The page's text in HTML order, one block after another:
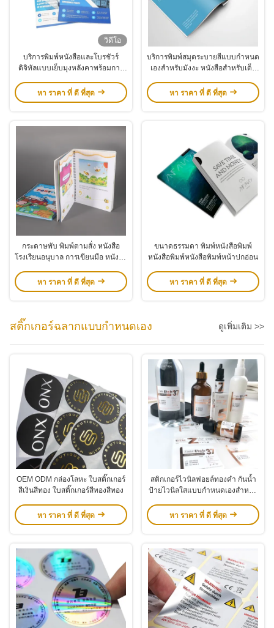
วิดีโอ
บริการพิมพ์หนังสือและโบรชัวร์
ดิจิทัลแบบเย็บมุงหลังคาพร้อมการ
หา ราคา ที่ ดี ที่สุด
บริการพิมพ์สมุดระบายสีแบบกำหนด
เองสำหรับมังงะ หนังสือสำหรับเด็ก
หา ราคา ที่ ดี ที่สุด
กระดาษพับ พิมพ์ตามสั่ง หนังสือ
โรงเรียนอนุบาล การเขียนมือ หนังสือ
หา ราคา ที่ ดี ที่สุด
ขนาดธรรมดา พิมพ์หนังสือพิมพ์
หนังสือพิมพ์หนังสือพิมพ์หน้าปกอ่อน
หา ราคา ที่ ดี ที่สุด
สติ๊กเกอร์ฉลากแบบกำหนดเอง ดูเพิ่มเติม >>
OEM ODM กล่องโลหะ ใบสติ๊กเกอร์
สีเงินสีทอง ใบสติ๊กเกอร์สีทองสีทอง
หา ราคา ที่ ดี ที่สุด
สติกเกอร์ไวนิลฟอยล์ทองคำ กันน้ำ
ป้ายไวนิลใสแบบกำหนดเองสำหรับ
หา ราคา ที่ ดี ที่สุด